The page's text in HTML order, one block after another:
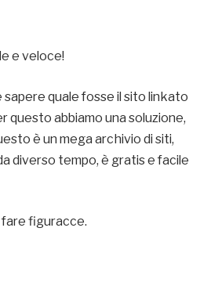
e veloce!
quale fosse il sito linkato
questo abbiamo una soluzione,
è un mega archivio di siti,
diverso tempo, è gratis e facile
fare figuracce.